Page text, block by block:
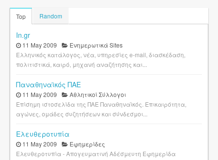
Top Random
In.gr
11 May 2009
Ενημερωτικά Sites
Ελληνικός κατάλογος, νέα, υπηρεσίες e-mail, διασκέδαση,
πολιτιστικά, καιρό, μηχανή αναζήτησης και...
Παναθηναϊκός ΠΑΕ
11 May 2009
Αθλητικοί Σύλλογοι
Επίσημη ιστοσελίδα της ΠΑΕ Παναθηναϊκός. Επικαιρότητα,
αγώνες, ομάδες συζητήσεων και σύνδεσμοι...
Ελευθεροτυπία
11 May 2009
Εφημερίδες
Ελευθεροτυπία - Απογευματινή Αδέσμευτη Εφημερίδα